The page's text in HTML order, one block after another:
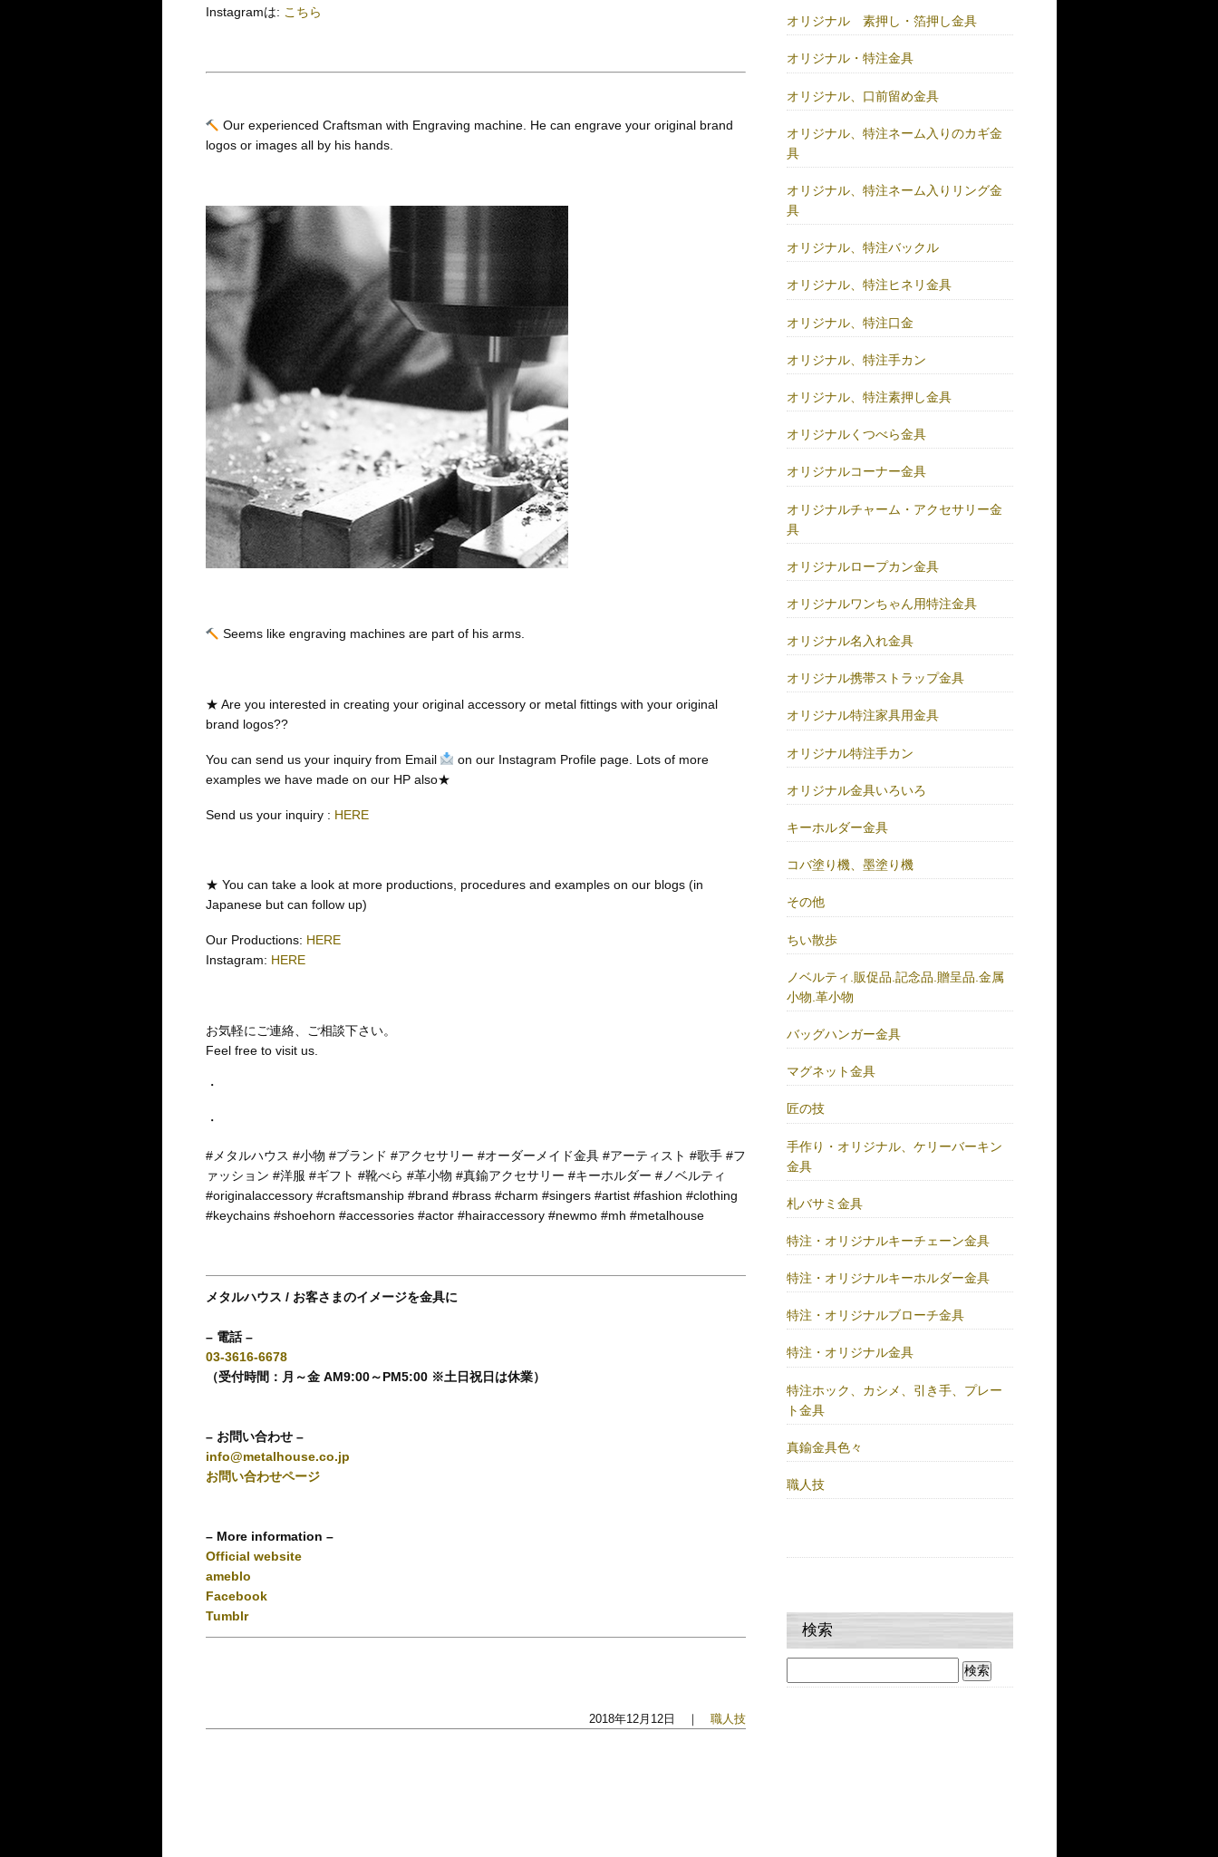
Instagramは: こちら
Our experienced Craftsman with Engraving machine. He can engrave your original brand
logos or images all by his hands.
Seems like engraving machines are part of his arms.
★ Are you interested in creating your original accessory or metal fittings with your original
brand logos??
You can send us your inquiry from Email
on our Instagram Profile page. Lots of more
examples we have made on our HP also★
Send us your inquiry : HERE
★ You can take a look at more productions, procedures and examples on our blogs (in
Japanese but can follow up)
Our Productions: HERE
Instagram: HERE
お気軽にご連絡、ご相談下さい。
Feel free to visit us.
・
・
#メタルハウス #小物 #ブランド #アクセサリー #オーダーメイド金具 #アーティスト #歌手 #フ
ァッション #洋服 #ギフト #靴べら #革小物 #真鍮アクセサリー #キーホルダー #ノベルティ
#originalaccessory #craftsmanship #brand #brass #charm #singers #artist #fashion #clothing
#keychains #shoehorn #accessories #actor #hairaccessory #newmo #mh #metalhouse
メタルハウス / お客さまのイメージを金具に
– 電話 –
03-3616-6678
（受付時間：月～金 AM9:00～PM5:00 ※土日祝日は休業）
– お問い合わせ –
info@metalhouse.co.jp
お問い合わせページ
– More information –
Official website
ameblo
Facebook
Tumblr
2018年12月12日 ｜職人技
オリジナル 素押し・箔押し金具
オリジナル・特注金具
オリジナル、口前留め金具
オリジナル、特注ネーム入りのカギ金
具
オリジナル、特注ネーム入りリング金
具
オリジナル、特注バックル
オリジナル、特注ヒネリ金具
オリジナル、特注口金
オリジナル、特注手カン
オリジナル、特注素押し金具
オリジナルくつべら金具
オリジナルコーナー金具
オリジナルチャーム・アクセサリー金
具
オリジナルロープカン金具
オリジナルワンちゃん用特注金具
オリジナル名入れ金具
オリジナル携帯ストラップ金具
オリジナル特注家具用金具
オリジナル特注手カン
オリジナル金具いろいろ
キーホルダー金具
コバ塗り機、墨塗り機
その他
ちい散歩
ノベルティ.販促品.記念品.贈呈品.金属
小物.革小物
バッグハンガー金具
マグネット金具
匠の技
手作り・オリジナル、ケリーバーキン
金具
札バサミ金具
特注・オリジナルキーチェーン金具
特注・オリジナルキーホルダー金具
特注・オリジナルブローチ金具
特注・オリジナル金具
特注ホック、カシメ、引き手、プレー
ト金具
真鍮金具色々
職人技
検索
索: